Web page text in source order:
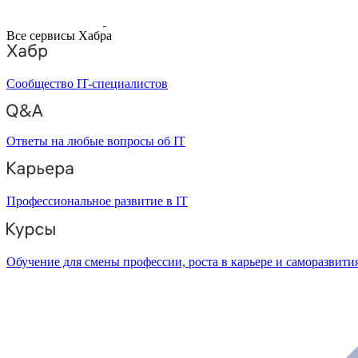
Все сервисы Хабра
Сообщество IT-специалистов
Ответы на любые вопросы об IT
Профессиональное развитие в IT
Обучение для смены профессии, роста в карьере и